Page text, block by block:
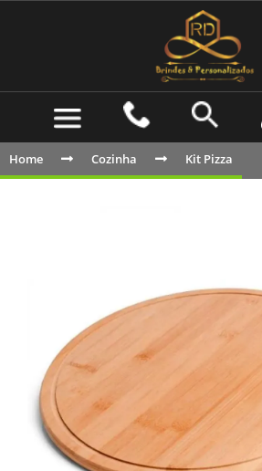
Home Cozinha Kit Pizza